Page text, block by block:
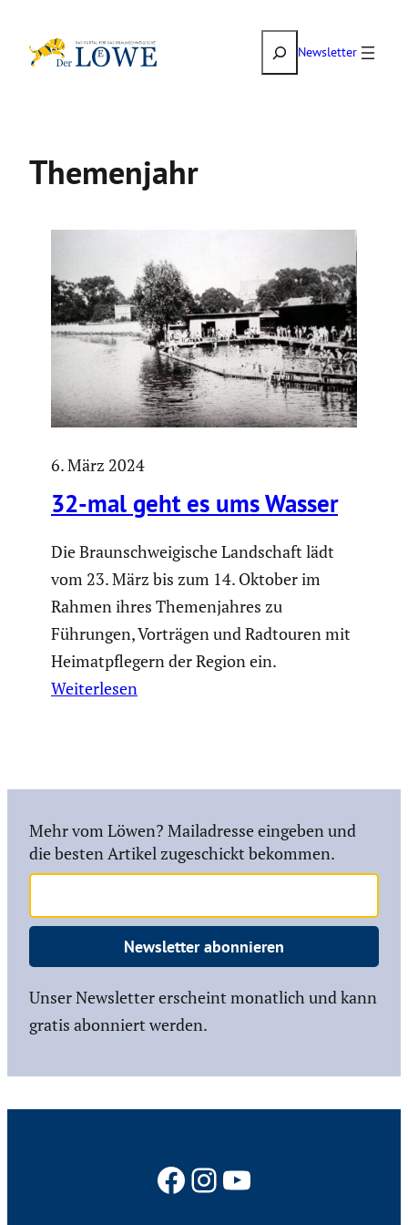
Inhalt
SuchenNewsletter
Themenjahr
6. März 2024
32-mal geht es ums Wasser
Die Braunschweigische Landschaft lädt
vom 23. März bis zum 14. Oktober im
Rahmen ihres Themenjahres zu
Führungen, Vorträgen und Radtouren mit
Heimatpflegern der Region ein.
Weiterlesen
Mehr vom Löwen? Mailadresse eingeben und
die besten Artikel zugeschickt bekommen.
Newsletter abonnieren
Unser Newsletter erscheint monatlich und kann
gratis abonniert werden.
Facebook
Instagram
YouTube